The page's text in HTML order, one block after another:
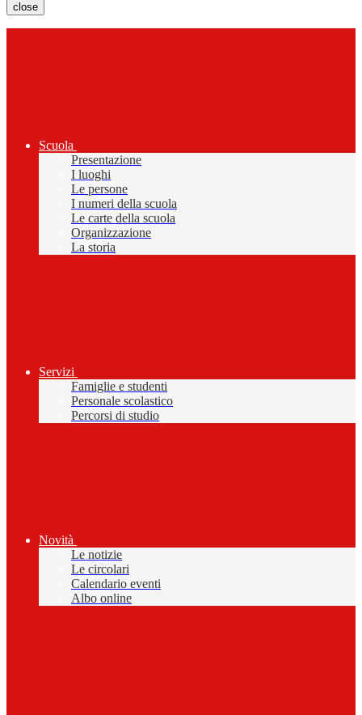
close
Scuola
Presentazione
I luoghi
Le persone
I numeri della scuola
Le carte della scuola
Organizzazione
La storia
Servizi
Famiglie e studenti
Personale scolastico
Percorsi di studio
Novità
Le notizie
Le circolari
Calendario eventi
Albo online